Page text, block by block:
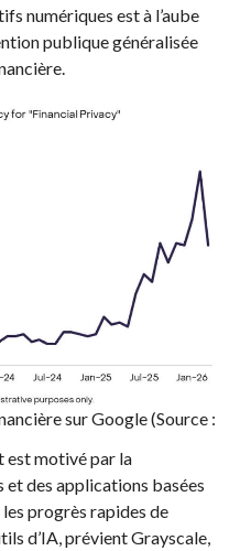
numériques est à l’aube
publique généralisée
sur Google (Source :
est motivé par la
des applications basées
les progrès rapides de
d’IA, prévient Grayscale,